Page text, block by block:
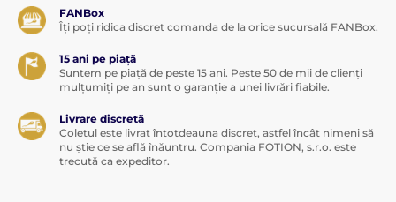
FANBox
Îți poți ridica discret comanda de la orice sucursală FANBox.
15 ani pe piață
Suntem pe piață de peste 15 ani. Peste 50 de mii de clienți
mulțumiți pe an sunt o garanție a unei livrări fiabile.
Livrare discretă
Coletul este livrat întotdeauna discret, astfel încât nimeni să
nu știe ce se află înăuntru. Compania FOTION, s.r.o. este
trecută ca expeditor.